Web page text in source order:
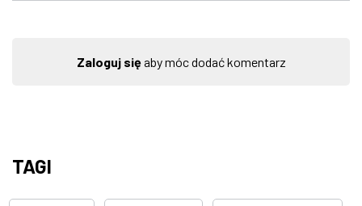
Zaloguj sięaby móc dodać komentarz
TAGI